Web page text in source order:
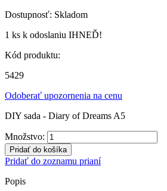
Dostupnosť: Skladom
1 ks k odoslaniu IHNEĎ!
Kód produktu:
5429
Odoberať upozornenia na cenu
DIY sada - Diary of Dreams A5
Množstvo:
Pridať do košíka
Pridať do zoznamu prianí
Popis